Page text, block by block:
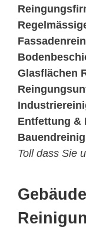
Glasflächen
Entfettung &
Toll dass Sie